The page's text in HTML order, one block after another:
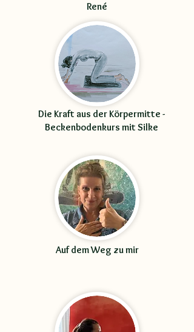
René
Die Kraft aus der Körpermitte -
Beckenbodenkurs mit Silke
Auf dem Weg zu mir